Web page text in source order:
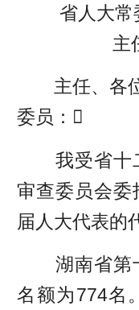
省人大常
主
主任、各位
委员：
我受省十二
审查委员会委
届人大代表的
湖南省第十
名额为774名